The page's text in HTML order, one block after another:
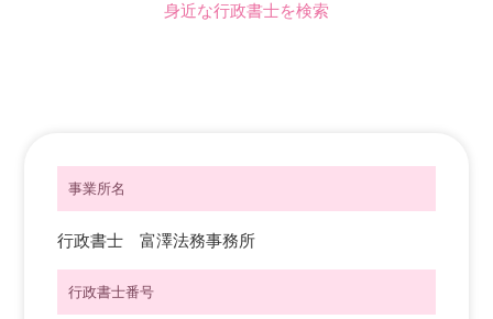
身近な行政書士を検索
事業所名
行政書士 富澤法務事務所
行政書士番号